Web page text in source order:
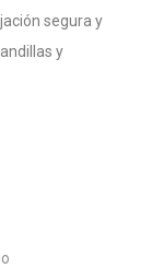
segura y
y